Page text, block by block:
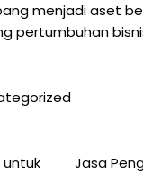
menjadi aset
pertumbuhan
untuk
Jasa